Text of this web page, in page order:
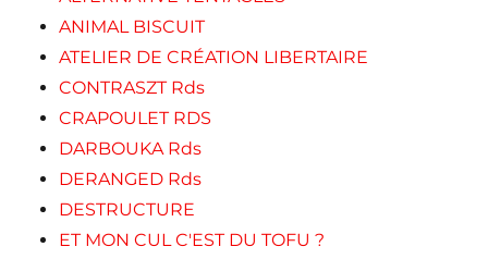
ANIMAL BISCUIT
ATELIER DE CRÉATION LIBERTAIRE
CONTRASZT Rds
CRAPOULET RDS
DARBOUKA Rds
DERANGED Rds
DESTRUCTURE
ET MON CUL C'EST DU TOFU ?